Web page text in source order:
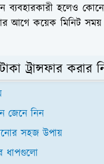
হলেও
আগে কয়েক মিনিট
ট্রান্সফার করার
জেনে নিন
সহজ উপায়
ধাপগুলো